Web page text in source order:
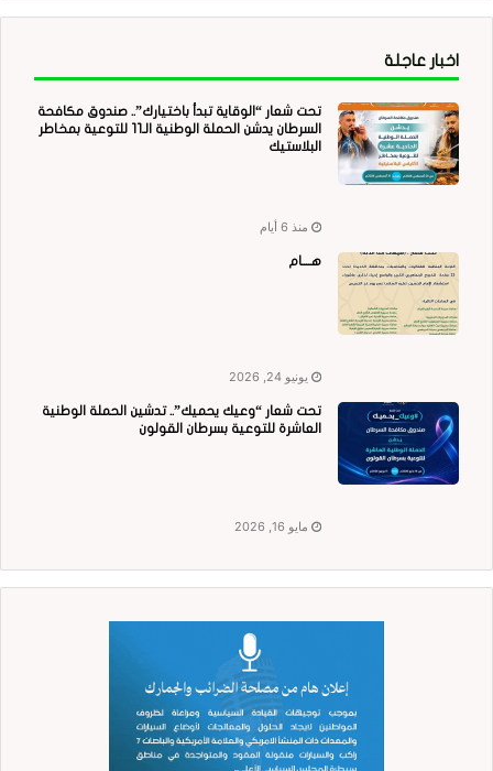
اخبار عاجلة
تحت شعار “الوقاية تبدأ باختيارك”.. صندوق مكافحة
السرطان يدشن الحملة الوطنية الـ11 للتوعية بمخاطر
البلاستيك
منذ 6 أيام
هــــام
يونيو 24, 2026
تحت شعار “وعيك يحميك”.. تدشين الحملة الوطنية
العاشرة للتوعية بسرطان القولون
مايو 16, 2026